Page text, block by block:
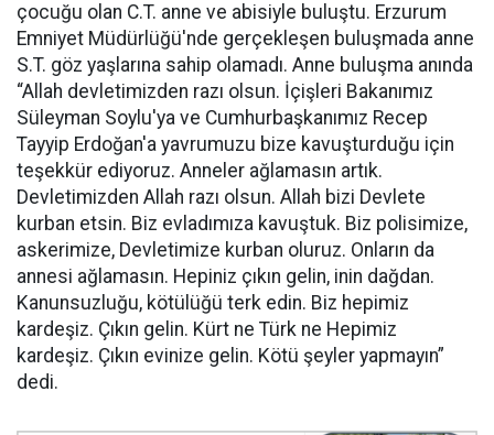
çocuğu olan C.T. anne ve abisiyle buluştu. Erzurum
Emniyet Müdürlüğü'nde gerçekleşen buluşmada anne
S.T. göz yaşlarına sahip olamadı. Anne buluşma anında
“Allah devletimizden razı olsun. İçişleri Bakanımız
Süleyman Soylu'ya ve Cumhurbaşkanımız Recep
Tayyip Erdoğan'a yavrumuzu bize kavuşturduğu için
teşekkür ediyoruz. Anneler ağlamasın artık.
Devletimizden Allah razı olsun. Allah bizi Devlete
kurban etsin. Biz evladımıza kavuştuk. Biz polisimize,
askerimize, Devletimize kurban oluruz. Onların da
annesi ağlamasın. Hepiniz çıkın gelin, inin dağdan.
Kanunsuzluğu, kötülüğü terk edin. Biz hepimiz
kardeşiz. Çıkın gelin. Kürt ne Türk ne Hepimiz
kardeşiz. Çıkın evinize gelin. Kötü şeyler yapmayın”
dedi.